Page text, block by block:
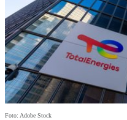
Foto: Adobe Stock